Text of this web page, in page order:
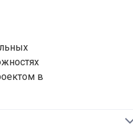
в